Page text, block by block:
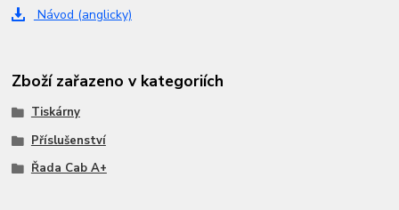
Návod (anglicky)
Zboží zařazeno v kategoriích
Tiskárny
Příslušenství
Řada Cab A+